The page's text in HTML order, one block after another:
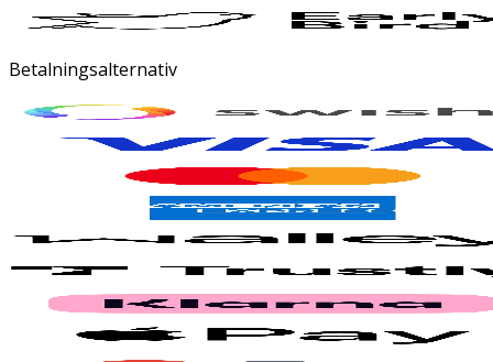
Betalningsalternativ